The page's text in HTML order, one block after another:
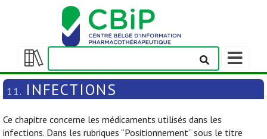
Afficher/masquer
la
table
matières
Afficher/
la
barre
navigation
11. INFECTIONS
Ce chapitre concerne les médicaments utilisés dans les
infections. Dans les rubriques “Positionnement” sous le titre